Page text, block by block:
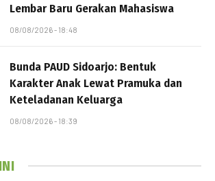
Lembar Baru Gerakan Mahasiswa
08/08/2026 - 18:48
Bunda PAUD Sidoarjo: Bentuk
Karakter Anak Lewat Pramuka dan
Keteladanan Keluarga
08/08/2026 - 18:39